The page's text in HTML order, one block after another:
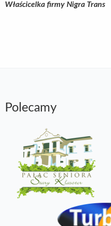
Właścicelka firmy Nigra Trans
Polecamy